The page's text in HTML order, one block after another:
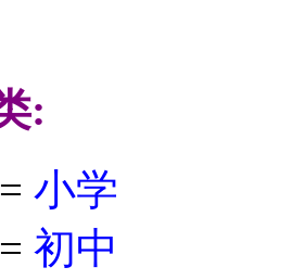
:
小学
初中